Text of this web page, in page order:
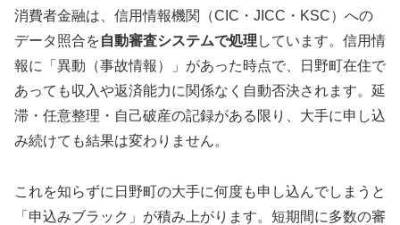
消費者金融は、信用情報機関（CIC・JICC・KSC）への
データ照合を自動審査システムで処理 しています。信用情
報に「異動（事故情報）」があった時点で、日野町在住で
あっても収入や返済能力に関係なく自動否決されます。延
滞・任意整理・自己破産の記録がある限り、大手に申し込
み続けても結果は変わりません。
これを知らずに日野町の大手に何度も申し込んでしまうと
「申込みブラック」が積み上がります。短期間に多数の審